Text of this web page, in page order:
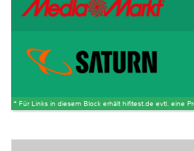
* Für Links in diesem Block erhält hifitest.de evtl. eine